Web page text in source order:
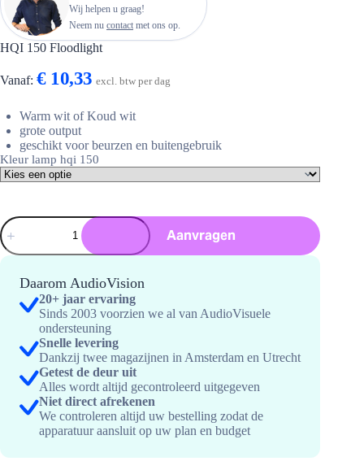
Wij helpen u graag!
Neem nu contact met ons op.
HQI 150 Floodlight
Vanaf: €10,33 excl. btw per dag
Warm wit of Koud wit
grote output
geschikt voor beurzen en buitengebruik
Kleur lamp hqi 150
HQI
150
Floodlight
hoeveelheid
Aanvragen
Daarom AudioVision
20+ jaar ervaring
Sinds 2003 voorzien we al van AudioVisuele
ondersteuning
Snelle levering
Dankzij twee magazijnen in Amsterdam en Utrecht
Getest de deur uit
Alles wordt altijd gecontroleerd uitgegeven
Niet direct afrekenen
We controleren altijd uw bestelling zodat de
apparatuur aansluit op uw plan en budget